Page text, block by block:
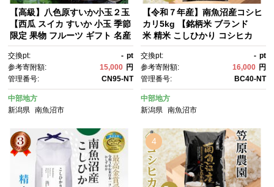
【高級】八色原すいか小玉２玉
【西瓜 スイカ すいか 小玉 季節
限定 果物 フルーツ ギフト 名産
選 デザート 新潟県】【2026年
7月中旬発送】【お届け日時指
定不可】
交換pt: - pt
参考寄附額:
15,000 円
管理番号:
CN95-NT
中部地方
新潟県
南魚沼市
【令和７年産】南魚沼産コシヒ
カリ5kg 【銘柄米 ブランド
米 精米 こしひかり コシヒカ
ム 新潟米 新潟県産 高評価 高品
質 高級 国産米 産直 ご飯 御
飯 ごはん 厳選】
交換pt: - pt
参考寄附額:
16,000 円
管理番号:
BC40-NT
中部地方
新潟県 南魚沼市
4